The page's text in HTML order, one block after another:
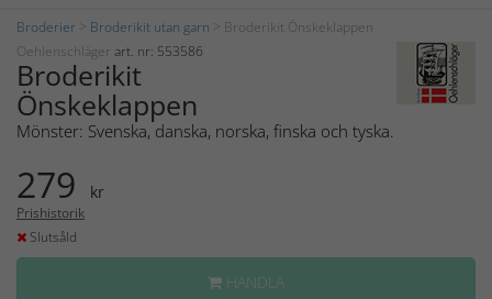
Broderier Broderikit utan garn > Broderikit Önskeklappen
Oehlenschläger art. nr: 553586
Broderikit
Önskeklappen
Mönster: Svenska, danska, norska, finska och tyska.
279 kr
Prishistorik
Slutsåld
HANDLA